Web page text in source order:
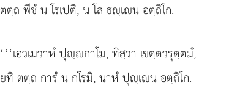
ตตฺถ พีชํ น โรเปติ, น โส ธฺเน อตฺถิโก.
‘‘‘เอวเมวาหํปุฺกาโม, ทิสฺวา เขตฺตวรุตฺตมํ;
ยทิ ตตฺถ การํ น กโรมิ, นาหํ ปุฺเน อตฺถิโก.